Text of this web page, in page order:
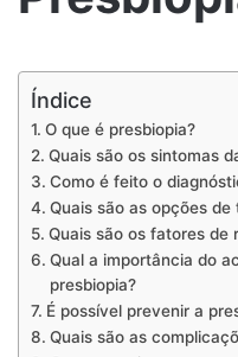
Índice
O que é presbiopia?
Quais são os sintomas
Como é feito o
Quais são as opções
Quais são os fatores de
Qual a importância do
presbiopia?
É possível prevenir a
Quais são as